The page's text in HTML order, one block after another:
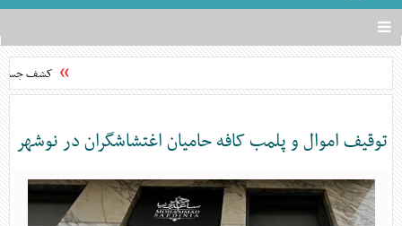
تغییر
وضعیت
منوی
ها
کشف جسد
توقیف اموال و پلمب کافه حامیان اغتشاشگران در نوشهر